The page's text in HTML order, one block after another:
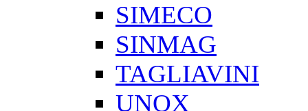
SIMECO
SINMAG
TAGLIAVINI
UNOX